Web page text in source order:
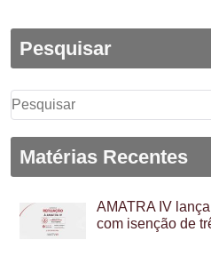
Pesquisar
Pesquisar
por:
Matérias Recentes
AMATRA IV
com isenção de